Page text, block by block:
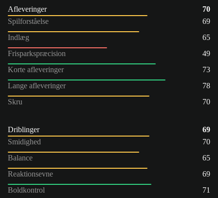
Afleveringer
70
Spilforståelse
69
Indlæg
65
Frisparkspræcision
49
Korte afleveringer
73
Lange afleveringer
78
Skru
70
Driblinger
69
Smidighed
70
Balance
65
Reaktionsevne
69
Boldkontrol
71